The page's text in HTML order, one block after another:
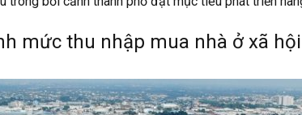
mức thu nhập mua nhà ở xã hội